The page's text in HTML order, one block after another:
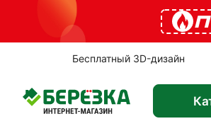
Бесплатный 3D-дизайн